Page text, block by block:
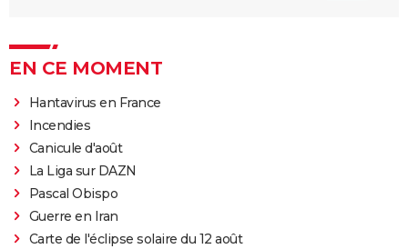
EN CE MOMENT
Hantavirus en France
Incendies
Canicule d'août
La Liga sur DAZN
Pascal Obispo
Guerre en Iran
Carte de l'éclipse solaire du 12 août